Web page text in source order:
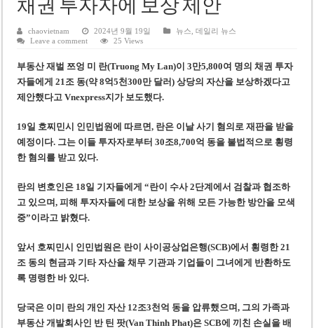
케펠, 투티엠 엠파이어시티 지분 전량 2억7000만 달러에 매각
베트남 MB은행, 2026년 수익 목표 자신…부동산 대출 비율 13% 고수
베트남주식 HAT, 15년 연속 현금 배당…주당 3,000동 지급
베트남 세무당국, 납세자 정보 공개 기준·절차 명확화
채권 투자자에 보상 제안
chaovietnam 2024년 9월 19일 뉴스 ,데일리 뉴스
Leave a comment
25 Views
부동산 재벌 쯔엉 미 란(Truong My Lan)이 3만5,800여 명의 채권 투자
자들에게 21조 동(약 8억5천300만 달러) 상당의 자산을 보상하겠다고
제안했다고 Vnexpress지가 보도했다.
19일 호찌민시 인민법원에 따르면, 란은 이날 사기 혐의로 재판을 받을
예정이다. 그는 이들 투자자로부터 30조8,700억 동을 불법적으로 횡령
한 혐의를 받고 있다.
란의 변호인은 18일 기자들에게 “란이 수사 2단계에서 검찰과 협조하
고 있으며, 피해 투자자들에 대한 보상을 위해 모든 가능한 방안을 모색
중”이라고 밝혔다.
앞서 호찌민시 인민법원은 란이 사이공상업은행(SCB)에서 횡령한 21
조 동의 현금과 기타 자산을 채무 기관과 기업들이 그녀에게 반환하도
록 명령한 바 있다.
당국은 이미 란의 개인 자산 12조3천억 동을 압류했으며, 그의 가족과
부동산 개발회사인 반 틴 팟(Van Thinh Phat)은 SCB에 끼친 손실을 배